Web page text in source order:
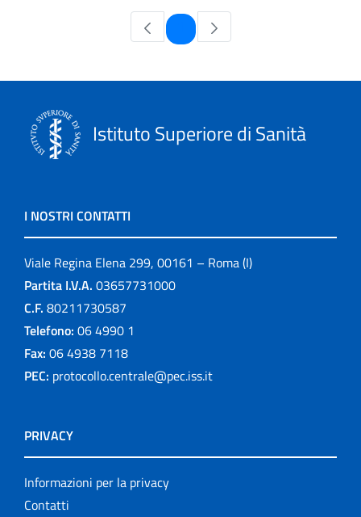
Pagina
Istituto Superiore di Sanità
I NOSTRI CONTATTI
Viale Regina Elena 299, 00161 – Roma (I)
Partita I.V.A. 03657731000
C.F. 80211730587
Telefono: 06 4990 1
Fax: 06 4938 7118
PEC: protocollo.centrale@pec.iss.it
PRIVACY
Informazioni per la privacy
Contatti